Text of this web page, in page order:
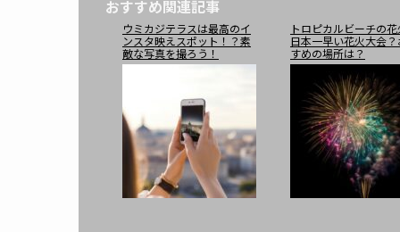
おすすめ関連記事
ウミカジテラスは最高のイ
ンスタ映えスポット！？素
敵な写真を撮ろう！
トロピカルビーチの
日本一早い花火大会
すめの場所は？